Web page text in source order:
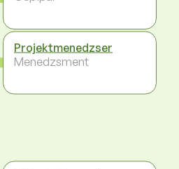
Projektmenedzser
Menedzsment